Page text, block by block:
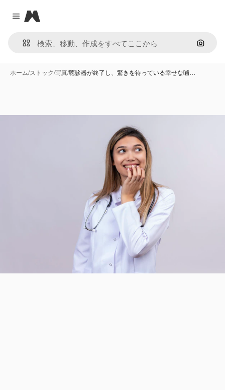
Close menu
Magnific
画像で
ホーム/ストック/写真/聴診器が終了し、驚きを待っている幸せな噛…